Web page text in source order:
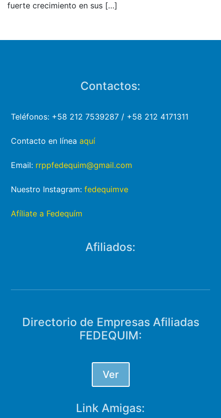
fuerte crecimiento en sus […]
Contactos:
Teléfonos: +58 212 7539287 / +58 212 4171311
Contacto en líneaaquí
Email: rrppfedequim@gmail.com
Nuestro Instagram:fedequimve
Afíliate a Fedequím
Afiliados:
Directorio de Empresas Afiliadas
FEDEQUIM:
Ver
Link Amigas: